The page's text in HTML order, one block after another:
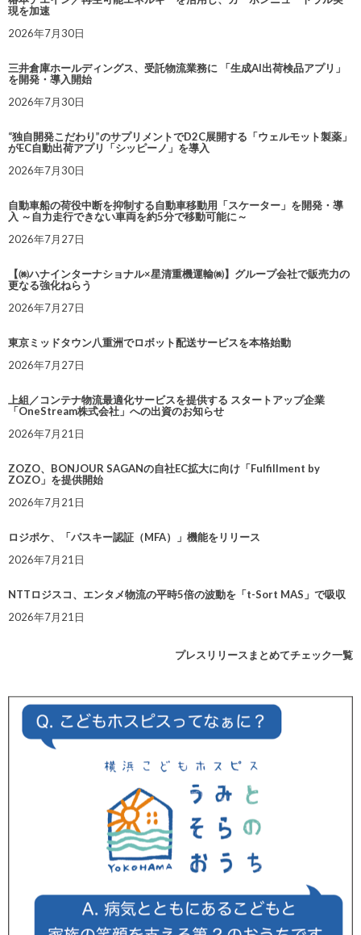
現を加速
2026年7月30日
三井倉庫ホールディングス、受託物流業務に 「生成AI出荷検品アプリ」
を開発・導入開始
2026年7月30日
“独自開発こだわり”のサプリメントでD2C展開する「ウェルモット製薬」
がEC自動出荷アプリ「シッピーノ」を導入
2026年7月30日
自動車船の荷役中断を抑制する自動車移動用「スケーター」を開発・導
入 ～自力走行できない車両を約5分で移動可能に～
2026年7月27日
【㈱ハナインターナショナル×星清重機運輸㈱】グループ会社で販売力の
更なる強化ねらう
2026年7月27日
東京ミッドタウン八重洲でロボット配送サービスを本格始動
2026年7月27日
上組／コンテナ物流最適化サービスを提供する スタートアップ企業
「OneStream株式会社」への出資のお知らせ
2026年7月21日
ZOZO、BONJOUR SAGANの自社EC拡大に向け「Fulfillment by
ZOZO」を提供開始
2026年7月21日
ロジポケ、「パスキー認証（MFA）」機能をリリース
2026年7月21日
NTTロジスコ、エンタメ物流の平時5倍の波動を「t-Sort MAS」で吸収
2026年7月21日
プレスリリースまとめてチェック一覧